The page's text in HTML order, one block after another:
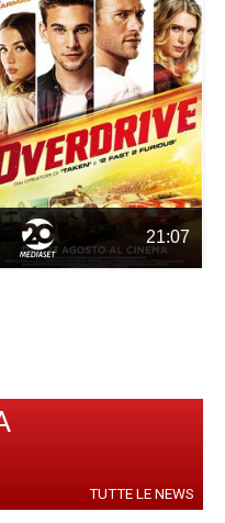
21:07
TUTTE LE NEWS